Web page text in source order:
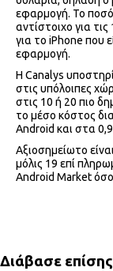
εφαρμογή. Το
αντίστοιχο για
για το iPhone που
εφαρμογή.
Η Canalys
στις υπόλοιπες
στις 10 ή 20 πιο
το μέσο κόστος
Android και στα
Αξιοσημείωτο
μόλις 19 επί
Android Market
Διάβασε επίσης